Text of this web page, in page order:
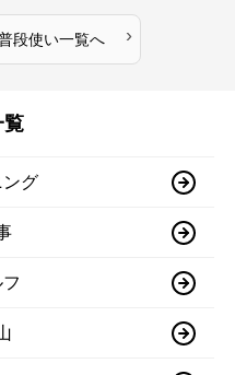
段使い一覧へ ›
覧
ング